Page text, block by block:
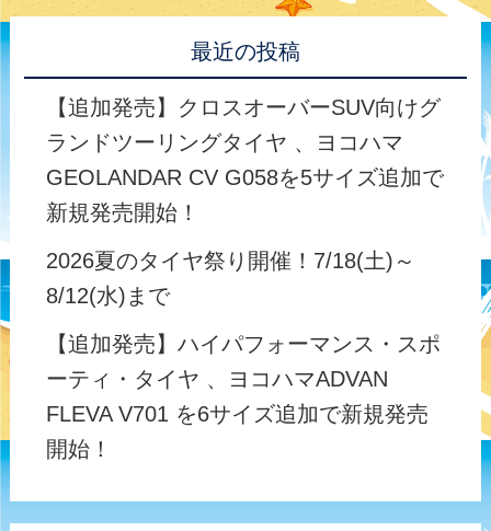
最近の投稿
【追加発売】クロスオーバーSUV向けグ
ランドツーリングタイヤ 、ヨコハマ
GEOLANDAR CV G058を5サイズ追加で
新規発売開始！
2026夏のタイヤ祭り開催！7/18(土)～
8/12(水)まで
【追加発売】ハイパフォーマンス・スポ
ーティ・タイヤ 、ヨコハマADVAN
FLEVA V701 を6サイズ追加で新規発売
開始！